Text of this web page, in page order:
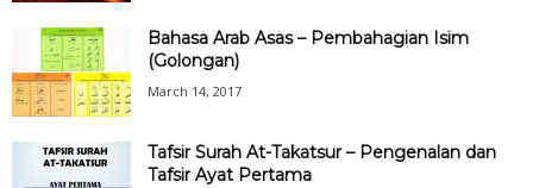
Bahasa Arab Asas – Pembahagian Isim
(Golongan)
March 14, 2017
Tafsir Surah At-Takatsur – Pengenalan dan
Tafsir Ayat Pertama